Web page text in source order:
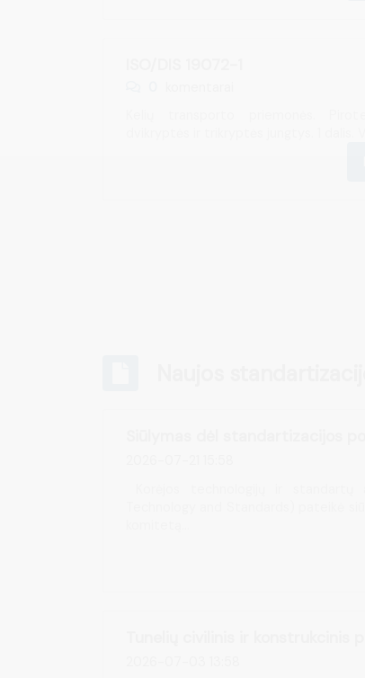
Kelių transporto priemonės.
dvikryptės ir trikryptės jungtys. 1 dalis.
Naujos
Siūlymas dėl standartizacijos
Korėjos technologijų ir
Technology and Standards) pateikė
Tunelių civilinis ir konstrukcinis